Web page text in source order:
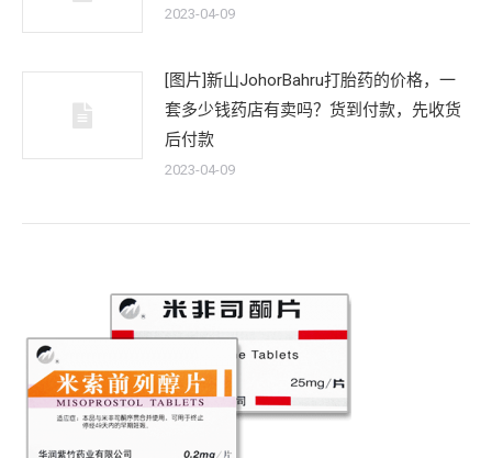
2023-04-09
[图片]新山JohorBahru打胎药的价格，一
套多少钱药店有卖吗？货到付款，先收货
后付款
2023-04-09